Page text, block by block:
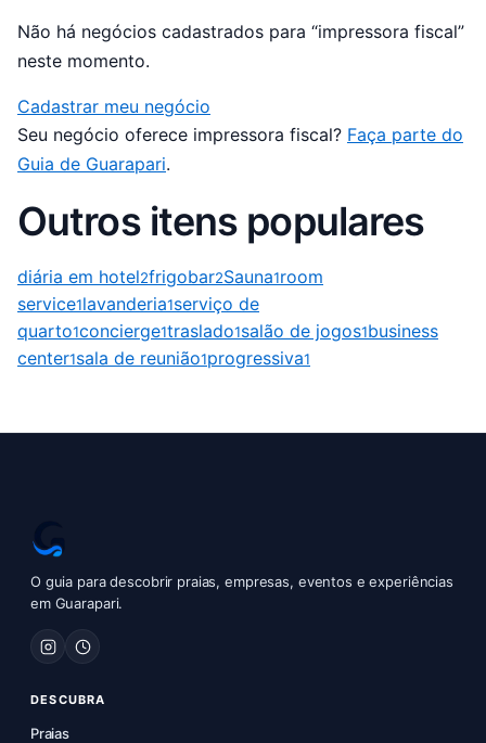
Não há negócios cadastrados para “impressora fiscal”
neste momento.
Cadastrar meu negócio
Seu negócio oferece impressora fiscal? Faça parte do
Guia de Guarapari.
Outros itens populares
diária em hotel2frigobar2Sauna1room
service1lavanderia1serviço de
quarto1concierge1traslado1salão de jogos1business
center1sala de reunião1progressiva1
O guia para descobrir praias, empresas, eventos e experiências
em Guarapari.
DESCUBRA
Praias